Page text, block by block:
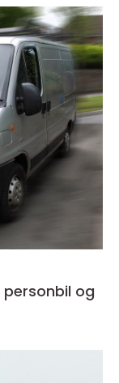
personbil og